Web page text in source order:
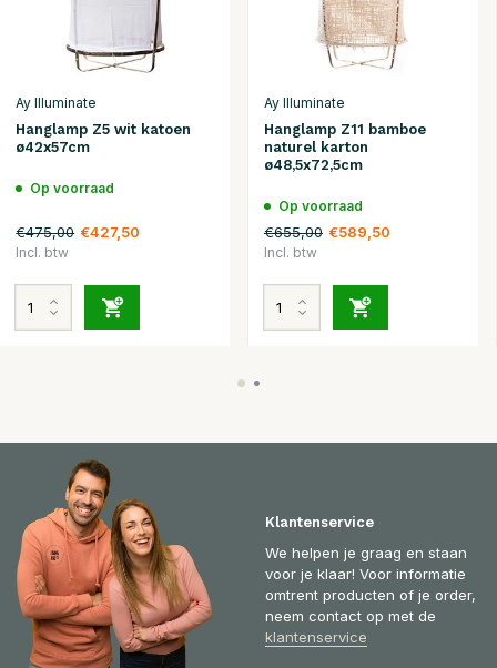
Ay Illuminate
Hanglamp Z5 wit katoen
ø42x57cm
Op voorraad
€475,00 €427,50
Incl. btw
Ay Illuminate
Hanglamp Z11 bamboe
naturel karton
ø48,5x72,5cm
Op voorraad
€655,00 €589,50
Incl. btw
Klantenservice
We helpen je graag en staan
voor je klaar! Voor informatie
omtrent producten of je order,
neem contact op met de
klantenservice